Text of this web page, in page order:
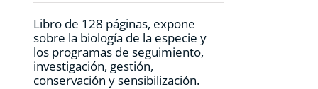
Libro de 128 páginas, expone
sobre la biología de la especie y
los programas de seguimiento,
investigación, gestión,
conservación y sensibilización.